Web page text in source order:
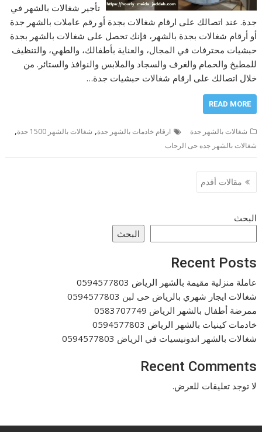
تأجير شغالات بالشهر في
جدة. عند اتصالك على ارقام شغالات بجدة أو رقم عاملات بالشهر جدة
أو أرقام شغالات بجدة بالشهر، فإنك تحصل على شغالات بالشهر بجدة
حبشيات محترفات في المجال، والعناية بأطفالك، والطهي، والتنظيف
للمطبخ والحمام والغرف والسجاد والملابس والنوافذ والستائر. من
خلال اتصالك على ارقام شغالات حبشيات جدة…
READ MORE
شغالات بالشهر جدة ارقام خادمات بالشهر جدة, شغالات بالشهر 1500 جدة ,
شغالات بالشهر جده حى الرحاب
تصفّح
المقالات
مقالات أقدم
البحث
البحث
Recent Posts
عاملة منزلية مقيمة بالشهر الرياض 0594577803
شغالات ايجار شهري بالرياض حى لبن 0594577803
ممرضة أطفال بالشهر الرياض 0583707749
خادمات كينيات بالشهر الرياض 0594577803
شغالات بالشهر اندونيسيات في الرياض 0594577803
Recent Comments
لا توجد تعليقات للعرض.